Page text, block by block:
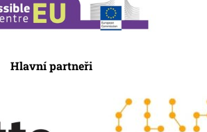
Hlavní partneři